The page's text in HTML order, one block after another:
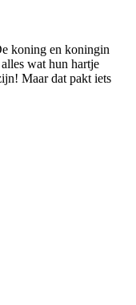
koning en koningin
wat hun hartje
Maar dat pakt iets